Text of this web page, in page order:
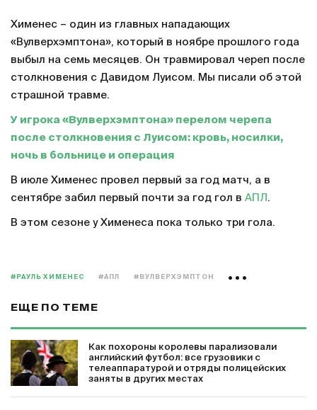
Хименес – один из главных нападающих
«Вулверхэмптона», который в ноябре прошлого года
выбыл на семь месяцев. Он травмировал череп после
столкновения с Давидом Луисом. Мы писали об этой
страшной травме.
У игрока «Вулверхэмптона» перелом черепа
после столкновения с Луисом: кровь, носилки,
ночь в больнице и операция
В июле Хименес провел первый за год матч, а в
сентябре забил первый почти за год гол в АПЛ .
В этом сезоне у Хименеса пока только три гола.
#РАУЛЬ ХИМЕНЕС #АПЛ #ВУЛВЕРХЭМПТОН
ЕЩЕ ПО ТЕМЕ
Как похороны королевы парализовали
английский футбол: все грузовики с
телеаппаратурой и отряды полицейских
заняты в других местах